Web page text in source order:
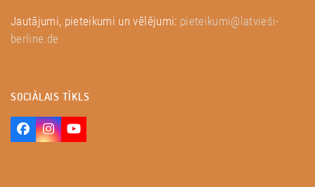
Jautājumi, pieteikumi un vēlējumi: pieteikumi@latvieši-
berline.de
SOCIĀLAIS TĪKLS
Facebook
InstagramYouTube